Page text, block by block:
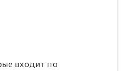
входит по